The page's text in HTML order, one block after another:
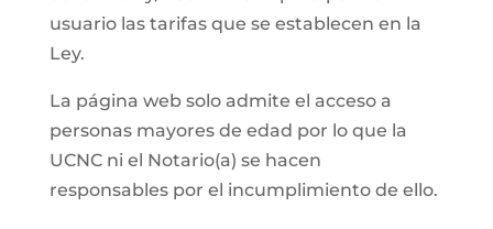
usuario las tarifas que se establecen en la
Ley.
La página web solo admite el acceso a
personas mayores de edad por lo que la
UCNC ni el Notario(a) se hacen
responsables por el incumplimiento de ello.